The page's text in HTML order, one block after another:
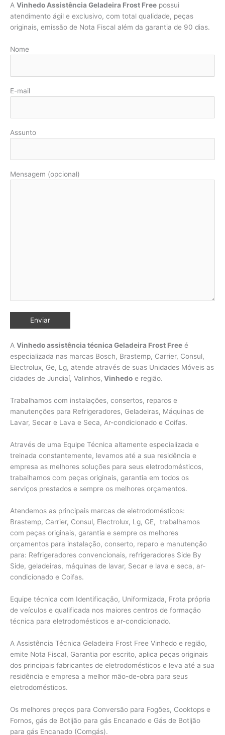
A Vinhedo Assistência Geladeira Frost Free possui
atendimento ágil e exclusivo, com total qualidade, peças
originais, emissão de Nota Fiscal além da garantia de 90 dias.
Nome
E-mail
Assunto
Mensagem (opcional)
A Vinhedo assistência técnica Geladeira Frost Free é
especializada nas marcas Bosch, Brastemp, Carrier, Consul,
Electrolux, Ge, Lg, atende através de suas Unidades Móveis as
cidades de Jundiaí, Valinhos, Vinhedo e região.
Trabalhamos com instalações, consertos, reparos e
manutenções para Refrigeradores, Geladeiras, Máquinas de
Lavar, Secar e Lava e Seca, Ar-condicionado e Coifas.
Através de uma Equipe Técnica altamente especializada e
treinada constantemente, levamos até a sua residência e
empresa as melhores soluções para seus eletrodomésticos,
trabalhamos com peças originais, garantia em todos os
serviços prestados e sempre os melhores orçamentos.
Atendemos as principais marcas de eletrodomésticos:
Brastemp, Carrier, Consul, Electrolux, Lg, GE, trabalhamos
com peças originais, garantia e sempre os melhores
orçamentos para instalação, conserto, reparo e manutenção
para: Refrigeradores convencionais, refrigeradores Side By
Side, geladeiras, máquinas de lavar, Secar e lava e seca, ar-
condicionado e Coifas.
Equipe técnica com Identificação, Uniformizada, Frota própria
de veículos e qualificada nos maiores centros de formação
técnica para eletrodomésticos e ar-condicionado.
A Assistência Técnica Geladeira Frost Free Vinhedo e região,
emite Nota Fiscal, Garantia por escrito, aplica peças originais
dos principais fabricantes de eletrodomésticos e leva até a sua
residência e empresa a melhor mão-de-obra para seus
eletrodomésticos.
Os melhores preços para Conversão para Fogões, Cooktops e
Fornos, gás de Botijão para gás Encanado e Gás de Botijão
para gás Encanado (Comgás).